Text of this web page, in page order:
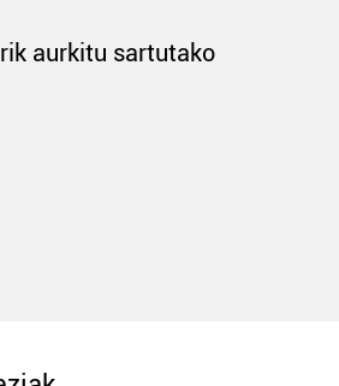
aurkitu sartutako